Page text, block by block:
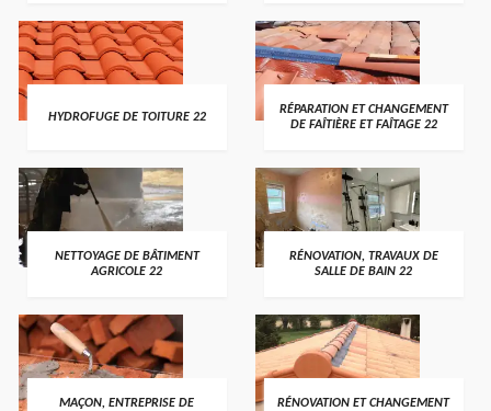
HYDROFUGE DE TOITURE 22
RÉPARATION ET CHANGEMENT
DE FAÎTIÈRE ET FAÎTAGE 22
NETTOYAGE DE BÂTIMENT
AGRICOLE 22
RÉNOVATION, TRAVAUX DE
SALLE DE BAIN 22
MAÇON, ENTREPRISE DE
RÉNOVATION ET CHANGEMENT